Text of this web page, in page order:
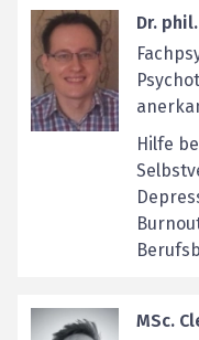
Dr.
Hilfe
MSc.